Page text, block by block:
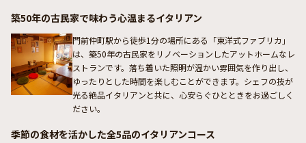
築50年の古民家で味わう心温まるイタリアン
門前仲町駅から徒歩1分の場所にある「東洋式ファブリカ」
は、築50年の古民家をリノベーションしたアットホームなレ
ストランです。落ち着いた照明が温かい雰囲気を作り出し、
ゆったりとした時間を楽しむことができます。シェフの技が
光る絶品イタリアンと共に、心安らぐひとときをお過ごしく
ださい。
季節の食材を活かした全5品のイタリアンコース